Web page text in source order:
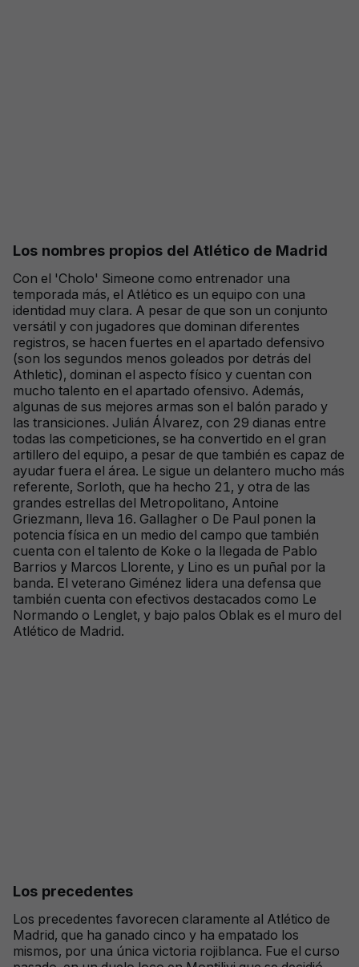
Los nombres propios del Atlético de Madrid
Con el 'Cholo' Simeone como entrenador una
temporada más, el Atlético es un equipo con una
identidad muy clara. A pesar de que son un conjunto
versátil y con jugadores que dominan diferentes
registros, se hacen fuertes en el apartado defensivo
(son los segundos menos goleados por detrás del
Athletic), dominan el aspecto físico y cuentan con
mucho talento en el apartado ofensivo. Además,
algunas de sus mejores armas son el balón parado y
las transiciones. Julián Álvarez, con 29 dianas entre
todas las competiciones, se ha convertido en el gran
artillero del equipo, a pesar de que también es capaz de
ayudar fuera el área. Le sigue un delantero mucho más
referente, Sorloth, que ha hecho 21, y otra de las
grandes estrellas del Metropolitano, Antoine
Griezmann, lleva 16. Gallagher o De Paul ponen la
potencia física en un medio del campo que también
cuenta con el talento de Koke o la llegada de Pablo
Barrios y Marcos Llorente, y Lino es un puñal por la
banda. El veterano Giménez lidera una defensa que
también cuenta con efectivos destacados como Le
Normando o Lenglet, y bajo palos Oblak es el muro del
Atlético de Madrid.
Los precedentes
Los precedentes favorecen claramente al Atlético de
Madrid, que ha ganado cinco y ha empatado los
mismos, por una única victoria rojiblanca. Fue el curso